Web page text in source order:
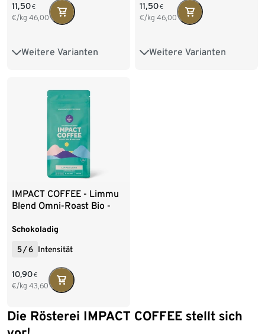
11,50€
€/kg 46,00
Weitere Varianten
250 g Ganze Bohne
11,50€
€/kg 46,00
Weitere Varianten
250 g Ganze Bohne
IMPACT COFFEE - Limmu
Blend Omni-Roast Bio -
Schokoladig
5 /6 Intensität
10,90€
€/kg 43,60
Die Rösterei IMPACT COFFEE stellt sich